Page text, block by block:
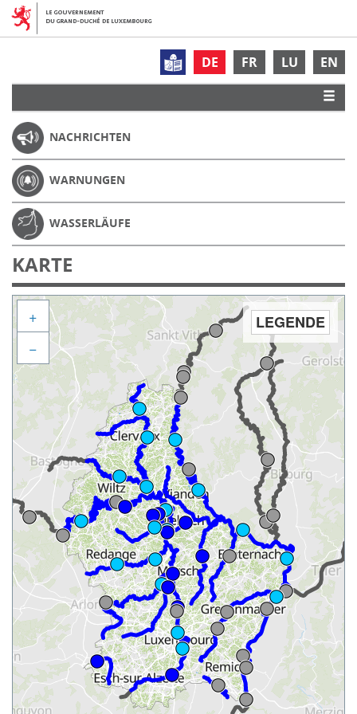
DE FR LU EN
NACHRICHTEN
WARNUNGEN
WASSERLÄUFE
KARTE
LEGENDE
+
−